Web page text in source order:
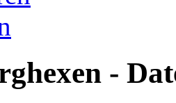
-